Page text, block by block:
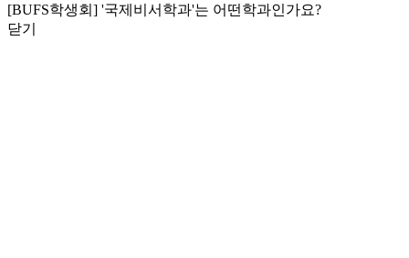
[BUFS학생회] '국제비서학과'는 어떤학과인가요?
닫기